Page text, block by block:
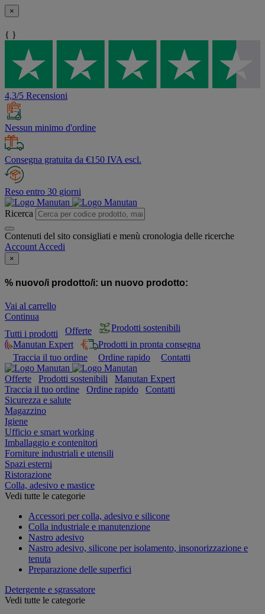
×
{ }
4,3/5 Recensioni
Nessun minimo d'ordine
Consegna gratuita da €150 IVA escl.
Reso entro 30 giorni
Ricerca
Contenuti del sito consigliati e menù cronologia delle ricerche
Account Accedi
×
% nuovo/i prodotto/i: un nuovo prodotto:
Vai al carrello
Continua
Tutti i prodotti
Offerte
Prodotti sostenibili
Manutan Expert
Prodotti in pronta consegna
Traccia il tuo ordine
Ordine rapido Contatti
Offerte Prodotti sostenibili
Manutan Expert
Traccia il tuo ordine
Ordine rapido
Contatti
Sicurezza e salute
Magazzino
Igiene
Ufficio e smart working
Imballaggio e contenitori
Forniture industriali e utensili
Spazi esterni
Ristorazione
Colla, adesivo e mastice
Vedi tutte le categorie
Accessori per colla, adesivo e silicone
Colla industriale e manutenzione
Nastro adesivo
Nastro adesivo, silicone per isolamento, insonorizzazione e
tenuta
Preparazione delle superfici
Detergente e sgrassatore
Vedi tutte le categorie